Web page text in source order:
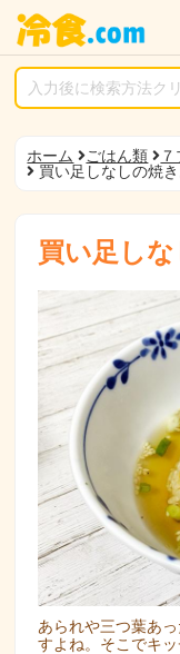
ホーム ごはん類
買い足しなしの焼
買い足し
あられや三つ葉あ
すよね。そこでキ